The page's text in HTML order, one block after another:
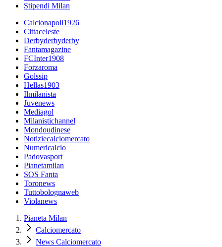
Stipendi Milan
Calcionapoli1926
Cittaceleste
Derbyderbyderby
Fantamagazine
FCInter1908
Forzaroma
Golssip
Hellas1903
Ilmilanista
Juvenews
Mediagol
Milanistichannel
Mondoudinese
Notiziecalciomercato
Numericalcio
Padovasport
Pianetamilan
SOS Fanta
Toronews
Tuttobolognaweb
Violanews
Pianeta Milan
Calciomercato
News Calciomercato